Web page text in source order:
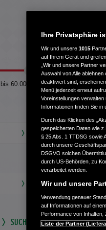
bis 60.000 €
ERSTZULASSUNG
SUCHE SPEICHERN
Ihre Privatsphäre
Wir und unsere 1015
auf Ihrem Gerät und
„Wir und unsere Partner
Auswahl von Alle
deaktiviert sind,
Menü jederzeit erneut
Voreinstellungen
Informationen finden Sie
Durch das Klicken des
gespeicherten Daten wie
§ 25 Abs. 1 TTDSG sowie
durch unsere
DSGVO solchen
durch US-Behörden, zu
verarbeitet werden.
Wir und unsere
Verwendung genauer
auf Informationen auf
Performance von Inhalten,
Liste der Partner